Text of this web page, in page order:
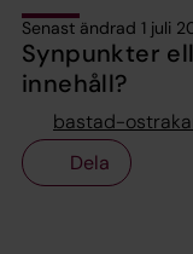
Senast ändrad 1 juli
Synpunkter
innehåll?
bastad-
Dela